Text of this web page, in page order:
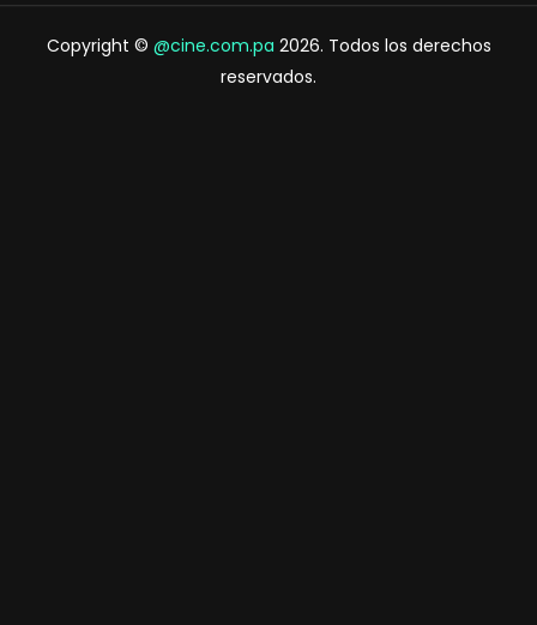
Copyright © @cine.com.pa 2026. Todos los derechos
reservados.